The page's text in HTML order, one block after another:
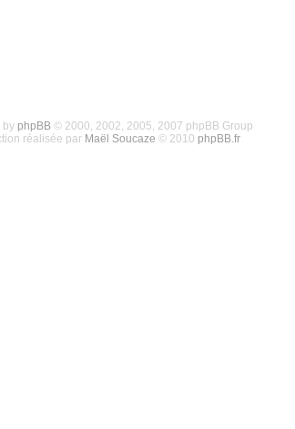
by phpBB© 2000, 2002, 2005, 2007 phpBB Group
réalisée par Maël Soucaze © 2010 phpBB.fr